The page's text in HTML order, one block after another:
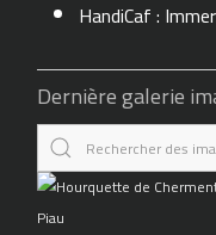
HandiCaf :
Dernière galerie